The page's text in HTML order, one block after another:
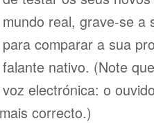
mundo real, grave-se a
para comparar a sua
falante nativo. (Note
voz electrónica: o
correcto.)